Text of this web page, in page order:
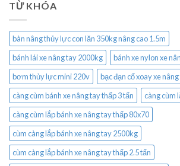
TỪ KHÓA
bàn nâng thủy lực con lăn 350kg nâng cao 1.5m
bánh lái xe nâng tay 2000kg
bánh xe nylon xe
bơm thủy lực mini 220v
bạc đạn cổ xoay xe
càng cùm bánh xe nâng tay thấp 3 tấn
càng cùm
càng cùm lắp bánh xe nâng tay thấp 80x70
cùm càng lắp bánh xe nâng tay 2500kg
cùm càng lắp bánh xe nâng tay thấp 2.5 tấn